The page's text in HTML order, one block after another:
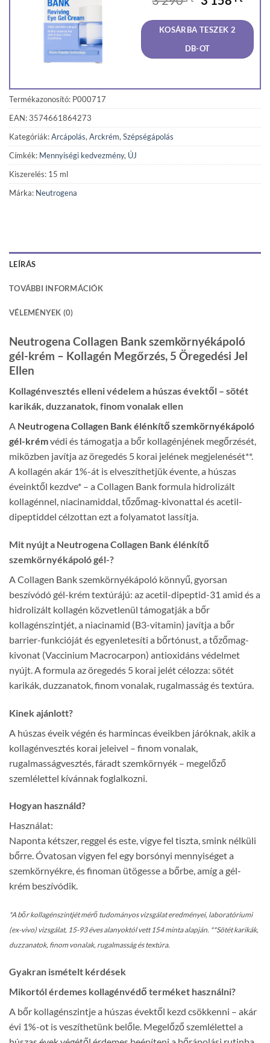
was:
3
290 Ft.
is:
158
KOSÁRBA TESZEK 2
DB-OT
Termékazonosító: P000717
EAN: 3574661864273
Kategóriák:Arcápolás, Arckrém, Szépségápolás
Címkék: Mennyiségi kedvezmény, ÚJ
Kiszerelés: 15 ml
Márka: Neutrogena
LEÍRÁS
TOVÁBBI INFORMÁCIÓK
VÉLEMÉNYEK (0)
Neutrogena Collagen Bank szemkörnyékápoló
gél-krém – Kollagén Megőrzés, 5 Öregedési Jel
Ellen
Kollagénvesztés elleni védelem a húszas évektől – sötét
karikák, duzzanatok, finom vonalak ellen
A Neutrogena Collagen Bank élénkítő szemkörnyékápoló
gél-krémvédi és támogatja a bőr kollagénjének megőrzését,
miközben javítja az öregedés 5 korai jelének megjelenését**.
A kollagén akár 1%-át is elveszíthetjük évente, a húszas
éveinktől kezdve* – a Collagen Bank formula hidrolizált
kollagénnel, niacinamiddal, tőzőmag-kivonattal és acetil-
dipeptiddel célzottan ezt a folyamatot lassítja.
Mit nyújt a Neutrogena Collagen Bank élénkítő
szemkörnyékápoló gél-?
A Collagen Bank szemkörnyékápoló könnyű, gyorsan
beszívódó gél-krém textúrájú: az acetil-dipeptid-31 amid és a
hidrolizált kollagén közvetlenül támogatják a bőr
kollagénszintjét, a niacinamid (B3-vitamin) javítja a bőr
barrier-funkcióját és egyenletesíti a bőrtónust, a tőzőmag-
kivonat (Vaccinium Macrocarpon) antioxidáns védelmet
nyújt. A formula az öregedés 5 korai jelét célozza: sötét
karikák, duzzanatok, finom vonalak, rugalmasság és textúra.
Kinek ajánlott?
A húszas éveik végén és harmincas éveikben járóknak, akik a
kollagénvesztés korai jeleivel – finom vonalak,
rugalmasságvesztés, fáradt szemkörnyék – megelőző
szemlélettel kívánnak foglalkozni.
Hogyan használd?
Használat:
Naponta kétszer, reggel és este, vigye fel tiszta, smink nélküli
bőrre. Óvatosan vigyen fel egy borsónyi mennyiséget a
szemkörnyékre, és finoman ütögesse a bőrbe, amíg a gél-
krém beszívódik.
*A bőr kollagénszintjét mérő tudományos vizsgálat eredményei, laboratóriumi
(ex-vivo) vizsgálat, 15-93 éves alanyoktól vett 154 minta alapján. **Sötét karikák,
duzzanatok, finom vonalak, rugalmasság és textúra.
Gyakran ismételt kérdések
Mikortól érdemes kollagénvédő terméket használni?
A bőr kollagénszintje a húszas évektől kezd csökkenni – akár
évi 1%-ot is veszíthetünk belőle. Megelőző szemlélettel a